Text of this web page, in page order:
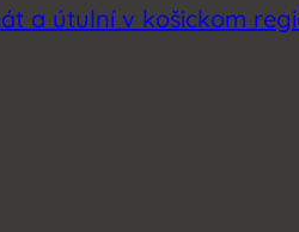
a útulní v košickom